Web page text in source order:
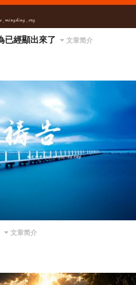
已經顯出來了 文章简介
文章简介